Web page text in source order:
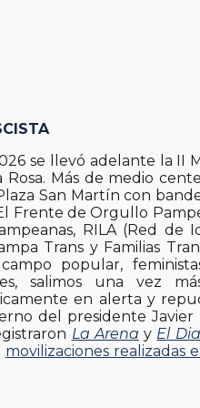
se llevó adelante la II
Rosa. Más de medio
San Martín con
Frente de Orgullo
RILA (Red de
Trans y Familias
popular,
salimos una vez
en alerta y
del presidente Javier
La Arena y El
movilizaciones realizadas